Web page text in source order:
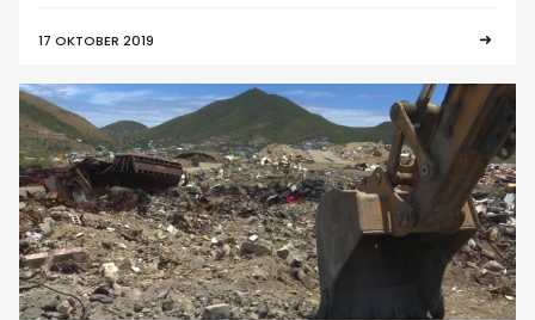
17 OKTOBER 2019